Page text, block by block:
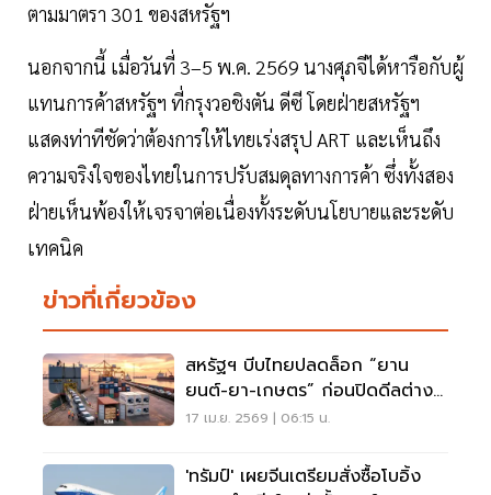
ตามมาตรา 301 ของสหรัฐฯ
นอกจากนี้ เมื่อวันที่ 3–5 พ.ค. 2569 นางศุภจีได้หารือกับผู้
แทนการค้าสหรัฐฯ ที่กรุงวอชิงตัน ดีซี โดยฝ่ายสหรัฐฯ
แสดงท่าทีชัดว่าต้องการให้ไทยเร่งสรุป ART และเห็นถึง
ความจริงใจของไทยในการปรับสมดุลทางการค้า ซึ่งทั้งสอง
ฝ่ายเห็นพ้องให้เจรจาต่อเนื่องทั้งระดับนโยบายและระดับ
เทคนิค
ข่าวที่เกี่ยวข้อง
สหรัฐฯ บีบไทยปลดล็อก “ยาน
ยนต์-ยา-เกษตร” ก่อนปิดดีลต่าง
ตอบแทน
17 เม.ย. 2569 | 06:15 น.
'ทรัมป์' เผยจีนเตรียมสั่งซื้อโบอิ้ง